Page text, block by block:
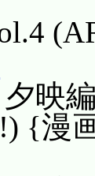
映編
{漫